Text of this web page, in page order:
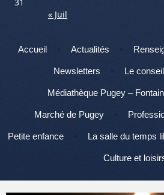
« Juil
Menu
Aller au contenu
Accueil Actualités
Newsletters Le
Médiathèque Pugey – Fontain
Marché de Pugey
Petite enfance La salle du temps
Culture et